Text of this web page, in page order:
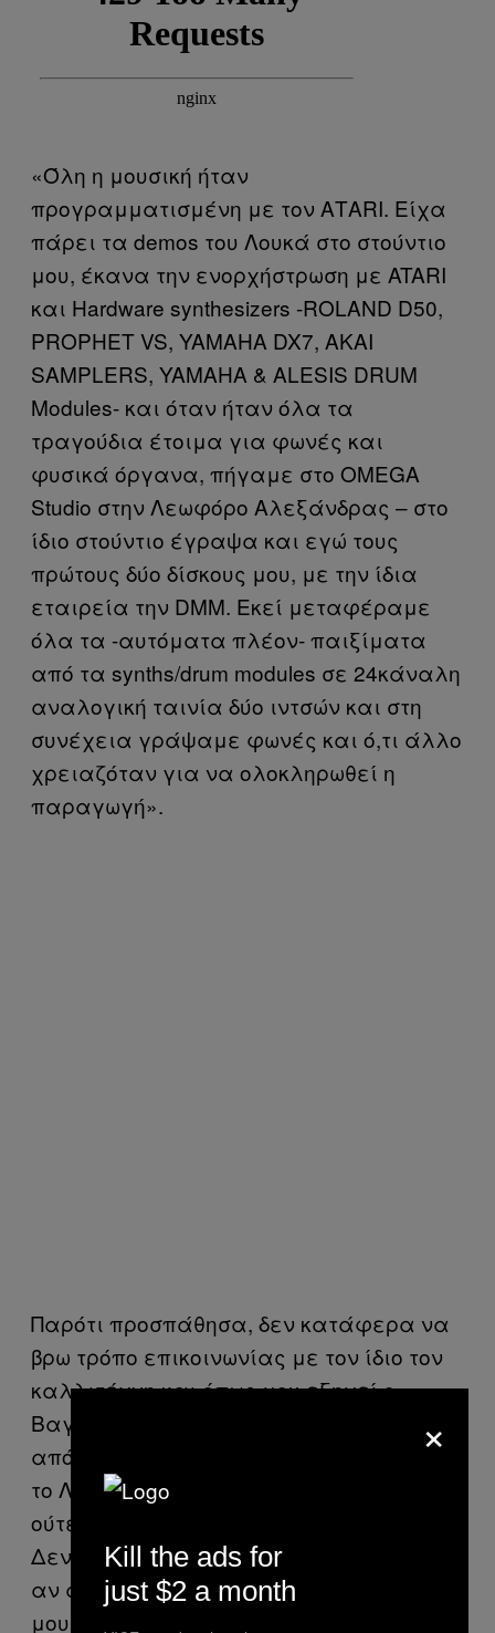
«Όλη η μουσική ήταν
προγραμματισμένη με τον ΑΤARI. Είχα
πάρει τα demos του Λουκά στο στούντιο
μου, έκανα την ενορχήστρωση με ATARI
και Hardware synthesizers -ROLAND D50,
PROPHET VS, YAMAHA DX7, AKAI
SAMPLERS, YAMAHA & ALESIS DRUM
Modules- και όταν ήταν όλα τα
τραγούδια έτοιμα για φωνές και
φυσικά όργανα, πήγαμε στο OMEGA
Studio στην Λεωφόρο Αλεξάνδρας – στο
ίδιο στούντιο έγραψα και εγώ τους
πρώτους δύο δίσκους μου, με την ίδια
εταιρεία την DMM. Εκεί μεταφέραμε
όλα τα -αυτόματα πλέον- παιξίματα
από τα synths/drum modules σε 24κάναλη
αναλογική ταινία δύο ιντσών και στη
συνέχεια γράψαμε φωνές και ό,τι άλλο
χρειαζόταν για να ολοκληρωθεί η
παραγωγή».
Παρότι προσπάθησα, δεν κατάφερα να
βρω τρόπο επικοινωνίας με τον ίδιο τον
καλλιτέχνη και όπως μου εξηγεί ο
Βαγγέλης και ο ίδιος δεν τον είδε ξανά
από τότε: «Έχω χάσει την επαφή μου με
το Λουκά από τότε. Δεν τον ξαναείδα
ούτε άκουσα κάποια άλλη δουλειά του.
Δεν ξέρω καν τι κάνει αυτή την εποχή,
αν ασχολείται ακόμη με τη μουσική»,
μου εξηγεί και στη συνέχεια τον ρωτάω
×
Kill the ads for
just $2 a month